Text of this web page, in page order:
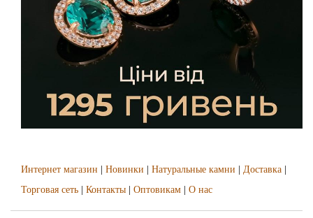
Интернет магазин Новинки Натуральные камни Доставка
Торговая сеть
Контакты Оптовикам О нас